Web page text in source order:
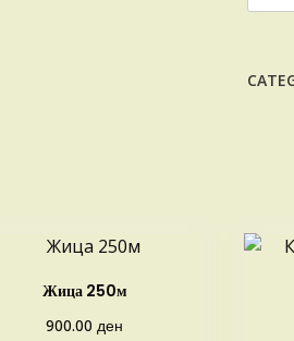
за
Жица 250м
900.00ден